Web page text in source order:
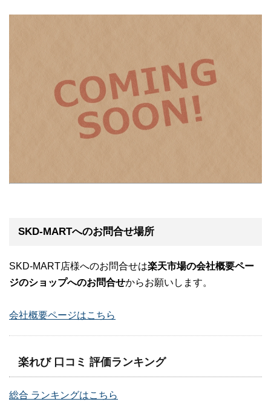
SKD-MARTへのお問合せ場所
SKD-MART店様へのお問合せは楽天市場の会社概要ペー
ジのショップへのお問合せからお願いします。
会社概要ページはこちら
楽れび 口コミ 評価ランキング
総合 ランキングはこちら